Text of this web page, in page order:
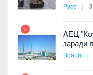
Русе
3
АЕЦ
заради
Враца